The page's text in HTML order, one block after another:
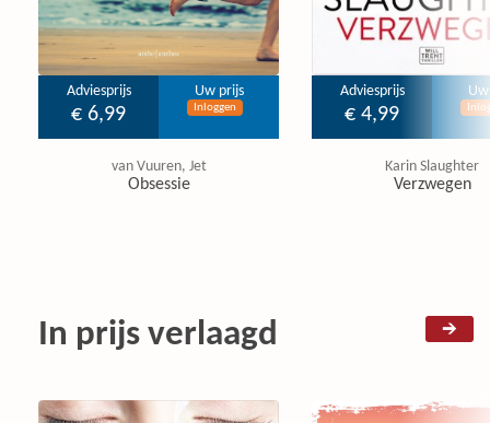
Adviesprijs
€ 6,99
Uw prijs
Inloggen
van Vuuren, Jet
Obsessie
Adviesprijs
€ 4,99
Karin Slaughter
Verzwegen
In prijs verlaagd